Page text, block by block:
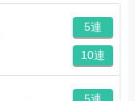
5連
10連
5連